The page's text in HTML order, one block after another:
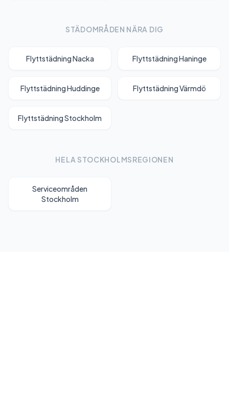
STÄDOMRÅDEN NÄRA DIG
Flyttstädning Nacka Flyttstädning Haninge
Flyttstädning Huddinge Flyttstädning Värmdö
Flyttstädning Stockholm
HELA STOCKHOLMSREGIONEN
Serviceområden
Stockholm